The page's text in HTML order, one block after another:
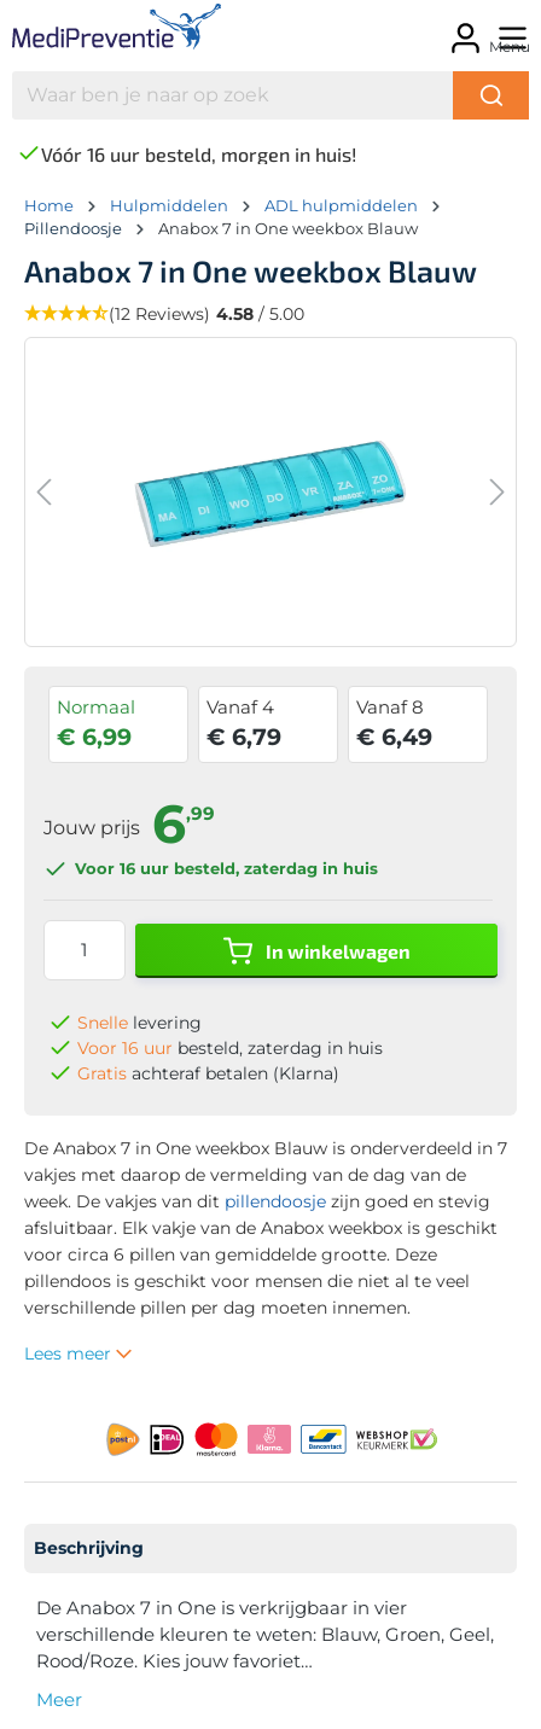
Menu
Vóór 16 uur besteld, morgen in huis!
Home Hulpmiddelen
ADL hulpmiddelen
Pillendoosje
Anabox 7 in One weekbox Blauw
Anabox 7 in One weekbox Blauw
(12 Reviews) 4.58 / 5.00
Normaal
€ 6,99
Vanaf 4
€ 6,79
Vanaf 8
€ 6,49
Jouw prijs 6,99
Voor 16 uur besteld, zaterdag in huis
In winkelwagen
Snelle levering
Voor 16 uur besteld, zaterdag in huis
Gratis achteraf betalen (Klarna)
De Anabox 7 in One weekbox Blauw is onderverdeeld in 7
vakjes met daarop de vermelding van de dag van de
week. De vakjes van dit pillendoosje zijn goed en stevig
afsluitbaar. Elk vakje van de Anabox weekbox is geschikt
voor circa 6 pillen van gemiddelde grootte. Deze
pillendoos is geschikt voor mensen die niet al te veel
verschillende pillen per dag moeten innemen.
Lees meer
Beschrijving
De Anabox 7 in One is verkrijgbaar in vier
verschillende kleuren te weten: Blauw, Groen, Geel,
Rood/Roze. Kies jouw favoriet…
Meer